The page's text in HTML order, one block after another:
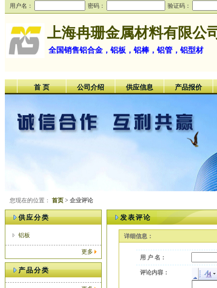
用户名： 密码： 验证码：
上海冉珊金属材料有限公
全国销售铝合金，铝板，铝棒，铝管，铝型材
首 页 公司介绍 供应信息 产品报价
您现在的位置： 首页 > 企业评论
供应分类
铝板
更多
产品分类
发表评论
详细信息：
用 户 名：
评论内容：